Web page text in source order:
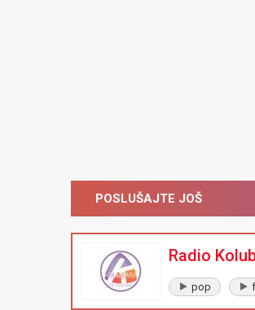
POSLUŠAJTE JOŠ
Radio
pop